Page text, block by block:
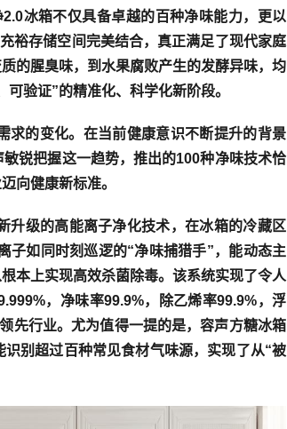
冰箱不仅具备卓越的百种净味能力，更以
裕存储空间完美结合，真正满足了现代家庭
的腥臭味，到水果腐败产生的发酵异味，均
验证”的精准化、科学化新阶段。
求的变化。在当前健康意识不断提升的背景
锐把握这一趋势，推出的100种净味技术恰
向健康新标准。
升级的高能离子净化技术，在冰箱的冷藏区
子如同时刻巡逻的“净味捕猎手”，能动态主
本上实现高效杀菌除毒。该系统实现了令人
，净味率99.9%，除乙烯率99.9%，浮
先行业。尤为值得一提的是，容声方糖冰箱
别超过百种常见食材气味源，实现了从“被